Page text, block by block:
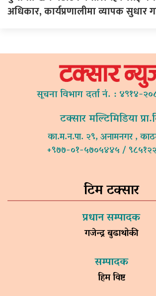
अधिकार, कार्यप्रणालीमा व्यापक सुधार
सूचना विभाग दर्ता नं. : ४९१४-
टक्सार मल्टिमिडिया
का.म.न.पा. २९, अनामनगर ,
+९७७-०१-५७०५४४५ /
टिम टक्सार
प्रधान सम्पादक
गजेन्द्र बुढाथोकी
सम्पादक
हिम विष्ट